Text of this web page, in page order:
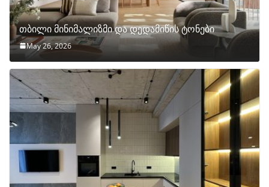
თბილი მინიმალიზმი და დედამიწის ტონები
May 26, 2026